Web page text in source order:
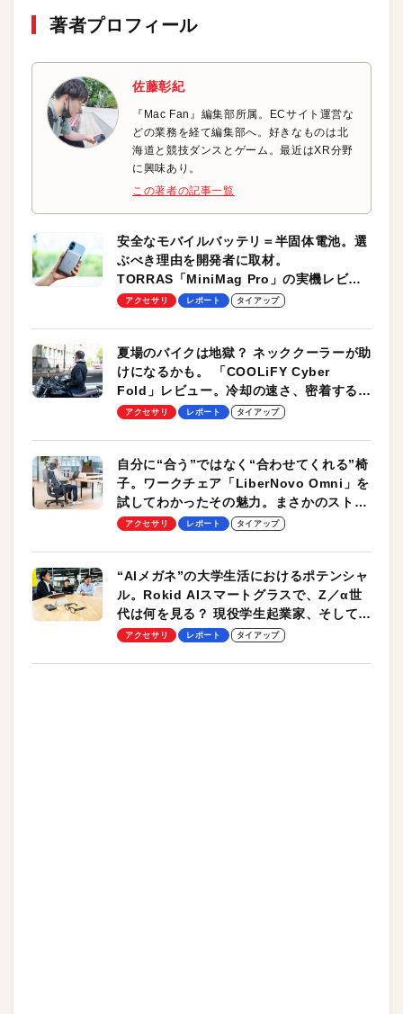
著者プロフィール
佐藤彰紀
『Mac Fan』編集部所属。ECサイト運営な
どの業務を経て編集部へ。好きなものは北
海道と競技ダンスとゲーム。最近はXR分野
に興味あり。
この著者の記事一覧
安全なモバイルバッテリ＝半固体電池。選
ぶべき理由を開発者に取材。
TORRAS「MiniMag Pro」の実機レビュ
ーも
アクセサリ レポート タイアップ
夏場のバイクは地獄？ ネッククーラーが助
けになるかも。 「COOLiFY Cyber
Fold」レビュー。冷却の速さ、密着する冷
却プレート、シンプルな操作性がグッド！
アクセサリ レポート タイアップ
自分に“合う”ではなく“合わせてくれる”椅
子。ワークチェア「LiberNovo Omni」を
試してわかったその魅力。まさかのストレ
ッチ機能も搭載
アクセサリ レポート タイアップ
“AIメガネ”の大学生活におけるポテンシャ
ル。Rokid AIスマートグラスで、Z／α世
代は何を見る？ 現役学生起業家、そして教
授による体験会レポート【PR】
アクセサリ レポート タイアップ